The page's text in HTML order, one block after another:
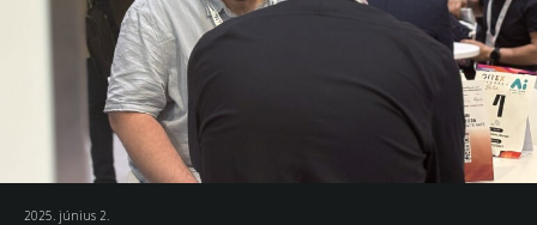
2025. június 2.